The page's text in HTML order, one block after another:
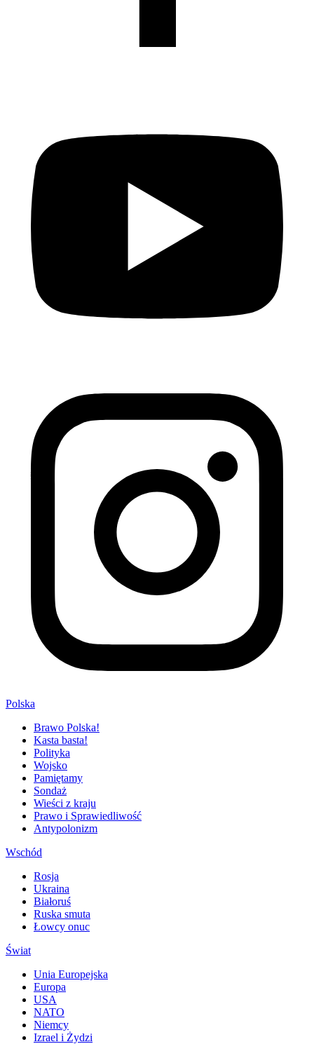
Polska
Brawo Polska!
Kasta basta!
Polityka
Wojsko
Pamiętamy
Sondaż
Wieści z kraju
Prawo i Sprawiedliwość
Antypolonizm
Wschód
Rosja
Ukraina
Białoruś
Ruska smuta
Łowcy onuc
Świat
Unia Europejska
Europa
USA
NATO
Niemcy
Izrael i Żydzi